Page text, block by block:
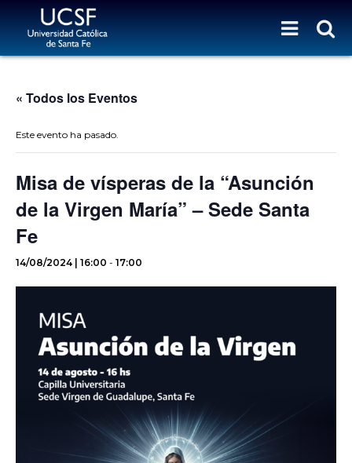
« Todos los Eventos
Este evento ha pasado.
Misa de vísperas de la “Asunción
de la Virgen María” – Sede Santa
Fe
14/08/2024 | 16:00 - 17:00